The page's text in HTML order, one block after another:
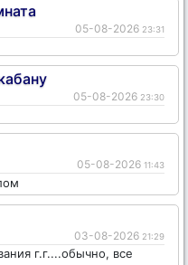
05-08-2026 23:31
05-08-2026 23:30
05-08-2026 11:43
03-08-2026 21:29
г.г....обычно, все